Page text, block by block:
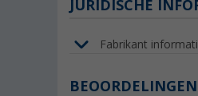
JURIDISCHE
Fabrikant
BEOORDELINGEN